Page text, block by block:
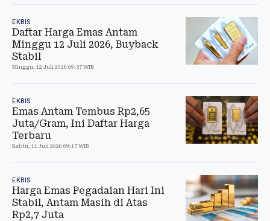
EKBIS
Daftar Harga Emas Antam
Minggu 12 Juli 2026, Buyback
Stabil
Minggu, 12 Juli 2026 09:37 WIB
EKBIS
Emas Antam Tembus Rp2,65
Juta/Gram, Ini Daftar Harga
Terbaru
Sabtu, 11 Juli 2026 09:17 WIB
EKBIS
Harga Emas Pegadaian Hari Ini
Stabil, Antam Masih di Atas
Rp2,7 Juta